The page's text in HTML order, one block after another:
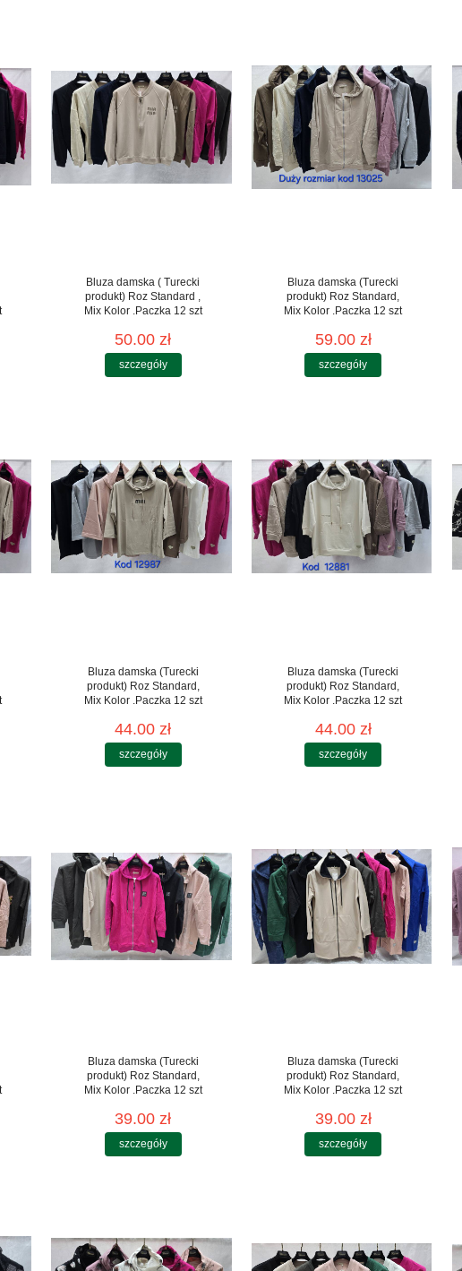
Bluza damska ( Turecki
produkt) Roz Standard ,
Mix Kolor .Paczka 12 szt
50.00 zł
szczegóły
Bluza damska (Turecki
produkt) Roz Standard,
Mix Kolor .Paczka 12 szt
59.00 zł
szczegóły
Bluza damska (Turecki
produkt) Roz Standard,
Mix Kolor .Paczka 12 szt
44.00 zł
szczegóły
Bluza damska (Turecki
produkt) Roz Standard,
Mix Kolor .Paczka 12 szt
44.00 zł
szczegóły
Bluza damska (Turecki
produkt) Roz Standard,
Mix Kolor .Paczka 12 szt
39.00 zł
szczegóły
Bluza damska (Turecki
produkt) Roz Standard,
Mix Kolor .Paczka 12 szt
39.00 zł
szczegóły